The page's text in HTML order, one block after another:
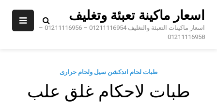
content
اسعار ماكينة تعبئة وتغليف
اسعار ماكينات التعبئة والتغليف 01211116954 – 01211116956 –
01211116958
طبات لحام اندكشن سيل ولحام حرارى
طبات لاحكام غلق علب